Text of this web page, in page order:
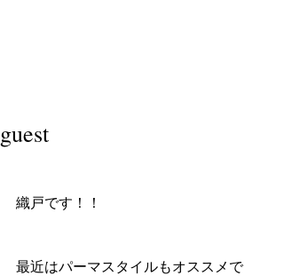
guest
織戸です！！
最近はパーマスタイルもオススメで